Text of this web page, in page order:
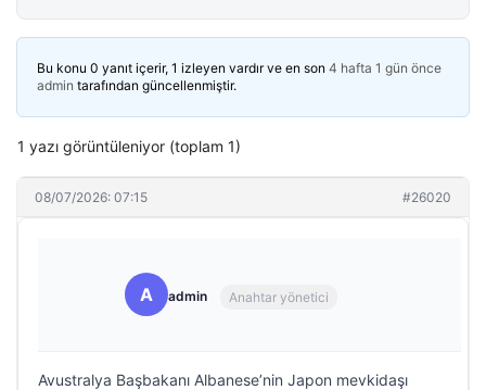
Bu konu 0 yanıt içerir, 1 izleyen vardır ve en son 4 hafta 1 gün önce
admin tarafından güncellenmiştir.
1 yazı görüntüleniyor (toplam 1)
08/07/2026: 07:15 #26020
A admin Anahtar yönetici
Avustralya Başbakanı Albanese’nin Japon mevkidaşı